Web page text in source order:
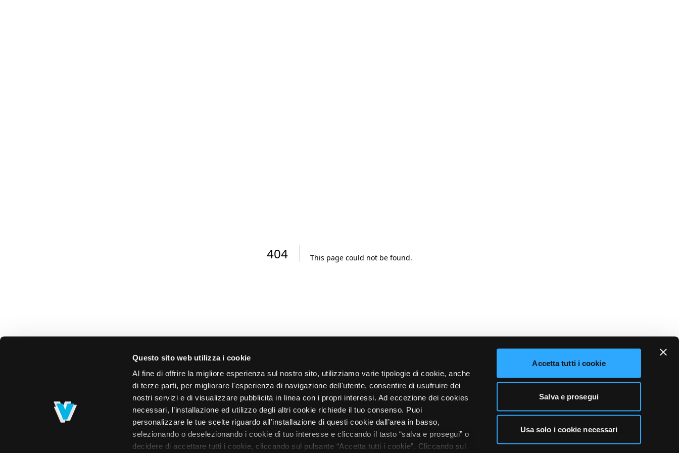
Questo sito web utilizza i cookie
Al fine di offrire la migliore esperienza sul nostro sito, utilizziamo varie tipologie di cookie, anche
di terze parti, per migliorare l'esperienza di navigazione dell'utente, consentire di usufruire dei
nostri servizi e di visualizzare pubblicità in linea con i propri interessi. Ad eccezione dei cookies
necessari, l’installazione ed utilizzo degli altri cookie richiede il tuo consenso. Puoi
personalizzare le tue scelte riguardo all’installazione di questi cookie dall’area in basso,
selezionando o deselezionando i cookie di tuo interesse e cliccando il tasto “salva e prosegui” o
decidere di accettare tutti i cookie, cliccando sul pulsante “Accetta tutti i cookie”. Cliccando sul
Accetta tutti i cookie
Salva e prosegui
Usa solo i cookie necessari
404 This page could not be found.